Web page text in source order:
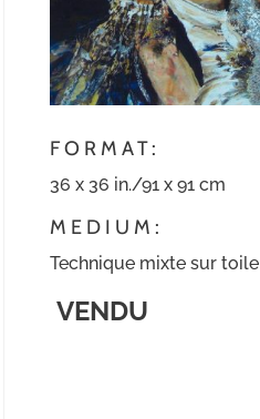
FORMAT:
36 x 36 in./91 x 91 cm
MEDIUM:
Technique mixte sur toile
VENDU